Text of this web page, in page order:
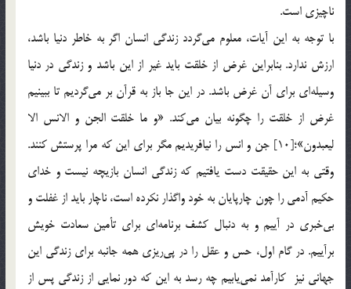
ناچيزي است.
با توجه به اين آيات، معلوم مي‌گردد زندگي انسان اگر به خاطر دنيا باشد،
ارزش ندارد. بنابراين غرض از خلقت بايد غير از اين باشد و زندگي در دنيا
وسيله‌اي براي آن غرض باشد. در اين جا باز به قرآن بر مي‌گرديم تا ببينيم
غرض از خلقت را چگونه بيان مي‌كند. «و ما خلقت الجن و الانس الا
ليعبدون»؛[10] جن و انس را نيافريديم مگر براي اين كه مرا پرستش كنند.
وقتي به اين حقيقت دست يافتيم كه زندگي انسان بازيچه نيست و خداي
حكيم آدمي را چون چارپايان به خود واگذار نكرده است، ناچار بايد از غفلت و
بي‌خبري در آييم و به دنبال كشف برنامه‌اي براي تأمين سعادت خويش
برآييم. در گام اول، حس و عقل را در پي‌ريزي همه جانبه براي زندگي اين
جهاني نيز كارآمد نمي‌يابيم چه رسد به اين كه دور نمايي از زندگي پس از